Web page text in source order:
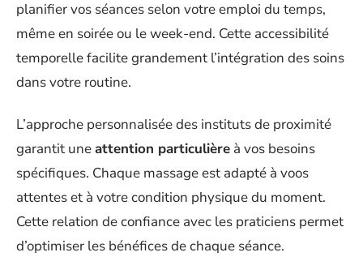
planifier vos séances selon votre emploi du temps,
même en soirée ou le week-end. Cette accessibilité
temporelle facilite grandement l’intégration des soins
dans votre routine.
L’approche personnalisée des instituts de proximité
garantit uneattention particulière à vos besoins
spécifiques. Chaque massage est adapté à voos
attentes et à votre condition physique du moment.
Cette relation de confiance avec les praticiens permet
d’optimiser les bénéfices de chaque séance.